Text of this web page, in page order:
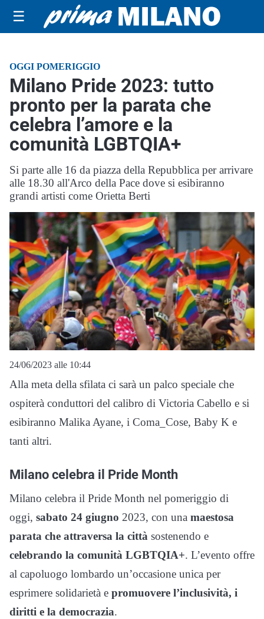
☰
OGGI POMERIGGIO
Milano Pride 2023: tutto
pronto per la parata che
celebra l’amore e la
comunità LGBTQIA+
Si parte alle 16 da piazza della Repubblica per arrivare
alle 18.30 all'Arco della Pace dove si esibiranno
grandi artisti come Orietta Berti
24/06/2023 alle 10:44
Alla meta della sfilata ci sarà un palco speciale che
ospiterà conduttori del calibro di Victoria Cabello e si
esibiranno Malika Ayane, i Coma_Cose, Baby K e
tanti altri.
Milano celebra il Pride Month
Milano celebra il Pride Month nel pomeriggio di
oggi, sabato 24 giugno 2023, con una maestosa
parata che attraversa la città sostenendo e
celebrando la comunità LGBTQIA+. L’evento offre
al capoluogo lombardo un’occasione unica per
esprimere solidarietà e promuovere l’inclusività, i
diritti e la democrazia.